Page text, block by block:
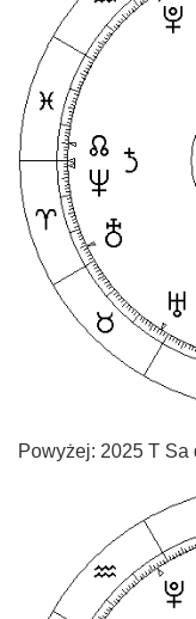
Powyżej: 2025 T